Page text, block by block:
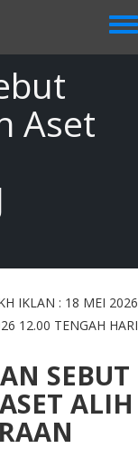
Aset
IKLAN : 18 MEI 2026
12.00 TENGAH HARI
SEBUT
ALIH